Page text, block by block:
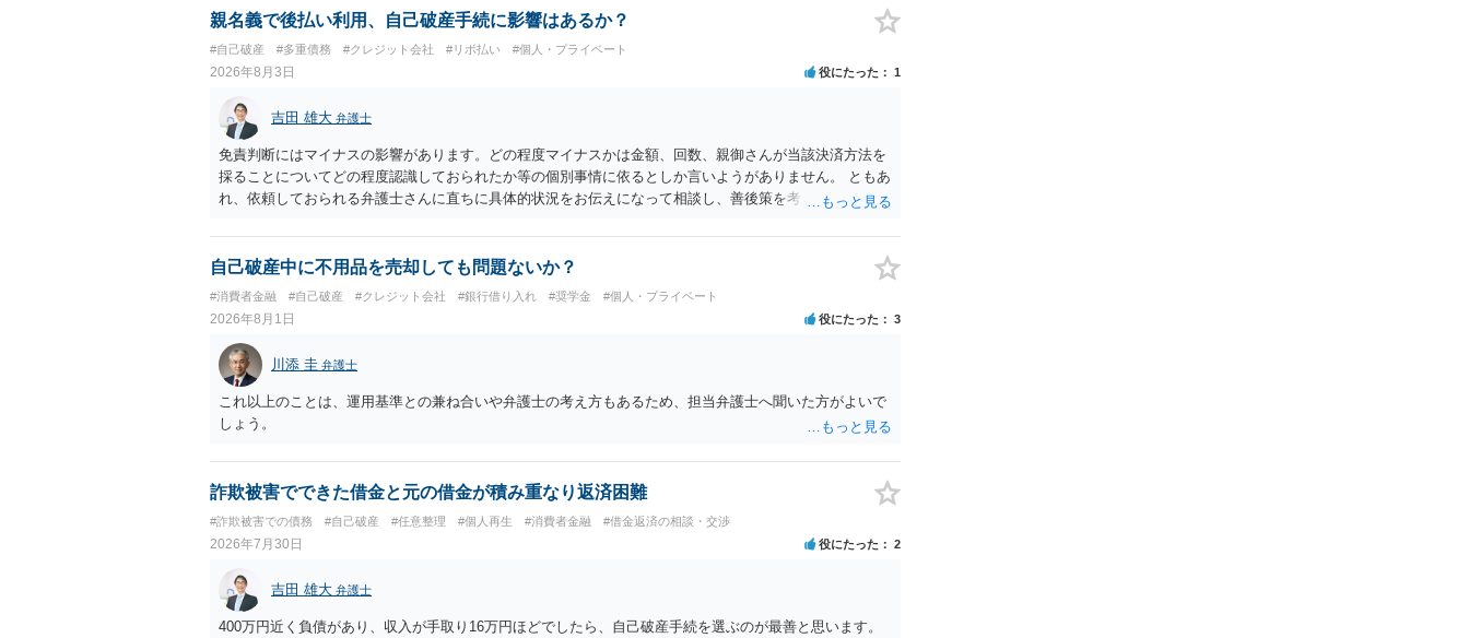
親名義で後払い利用、自己破産手続に影響はあるか？
#自己破産 #多重債務 #クレジット会社 #リボ払い #個人・プライベート
2026年8月3日 役にたった 1
吉田 雄大 弁護士
免責判断にはマイナスの影響があります。どの程度マイナスかは金額、回数、親御さんが当該決済方法を
採ることについてどの程度認識しておられたか等の個別事情に依るとしか言いようがありません。 ともあ
れ、依頼しておられる弁護士さんに直ちに具体的状況をお伝えになって相談し、善後策を考えることをお
自己破産中に不用品を売却しても問題ないか？
#消費者金融 #自己破産 #クレジット会社 #銀行借り入れ #奨学金 #個人・プライベート
2026年8月1日 役にたった 3
川添 圭 弁護士
これ以上のことは、運用基準との兼ね合いや弁護士の考え方もあるため、担当弁護士へ聞いた方がよいで
しょう。
詐欺被害でできた借金と元の借金が積み重なり返済困難
#詐欺被害での債務 #自己破産 #任意整理 #個人再生 #消費者金融 #借金返済の相談・交渉
2026年7月30日 役にたった 2
吉田 雄大 弁護士
400万円近く負債があり、収入が手取り16万円ほどでしたら、自己破産手続を選ぶのが最善と思います。